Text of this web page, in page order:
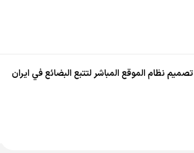
تصميم نظام الموقع المباشر لتتبع البضائع في ايران